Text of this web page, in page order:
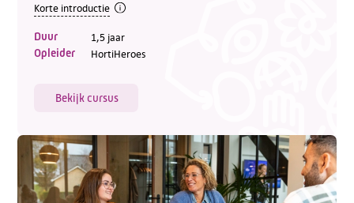
Korte introductie
Duur 1,5 jaar
Opleider HortiHeroes
Bekijk cursus